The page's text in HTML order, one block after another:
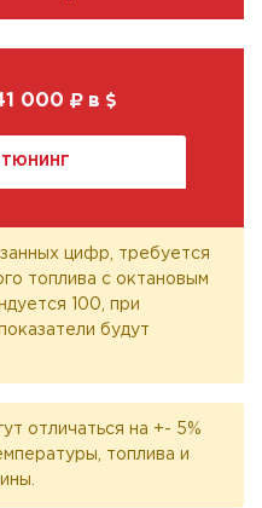
000 в
ТЮНИНГ
цифр, требуется
топлива с октановым
100, при
будут
отличаться на +- 5%
топлива и